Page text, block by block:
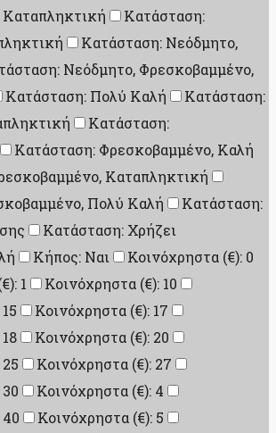
Κατάσταση:
Κατάσταση: Νεόδμητο,
Νεόδμητο, Φρεσκοβαμμένο,
Κατάσταση: Πολύ Καλή
Κατάσταση:
Κατάσταση:
Κατάσταση: Φρεσκοβαμμένο, Καλή
Καταπληκτική
Πολύ Καλή
Κατάσταση:
Κατάσταση: Χρήζει
Κήπος: Ναι
Κοινόχρηστα (€): 0
1
Κοινόχρηστα (€): 10
Κοινόχρηστα (€): 17
Κοινόχρηστα (€): 20
Κοινόχρηστα (€): 27
Κοινόχρηστα (€): 4
Κοινόχρηστα (€): 5